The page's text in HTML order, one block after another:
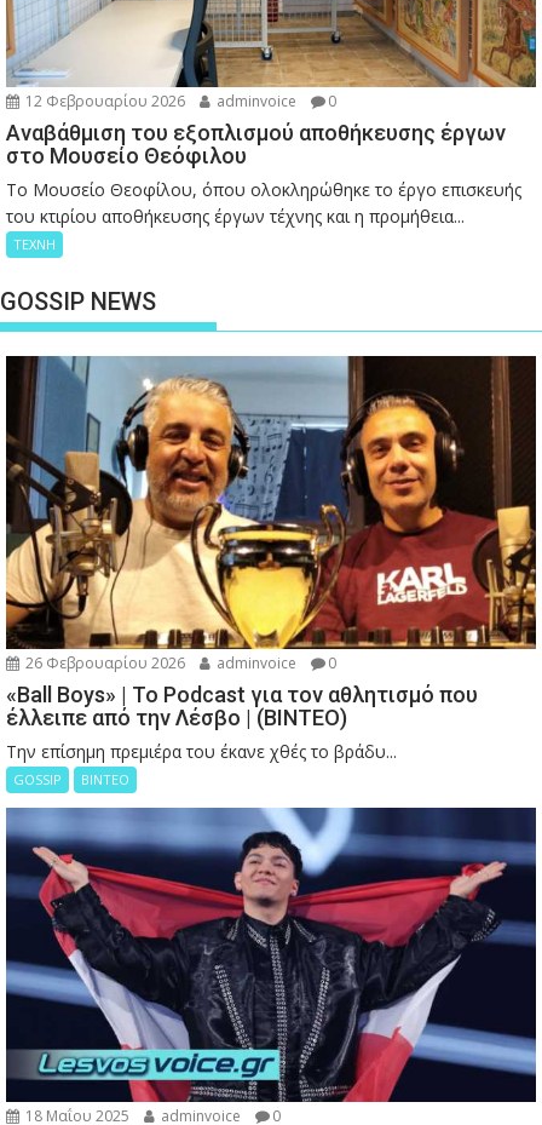
12 Φεβρουαρίου 2026 adminvoice 0
Αναβάθμιση του εξοπλισμού αποθήκευσης έργων
στο Μουσείο Θεόφιλου
Το Μουσείο Θεοφίλου, όπου ολοκληρώθηκε το έργο επισκευής
του κτιρίου αποθήκευσης έργων τέχνης και η προμήθεια...
ΤΕΧΝΗ
GOSSIP NEWS
26 Φεβρουαρίου 2026 adminvoice 0
«Ball Boys» | Το Podcast για τον αθλητισμό που
έλλειπε από την Λέσβο | (ΒΙΝΤΕΟ)
Την επίσημη πρεμιέρα του έκανε χθές το βράδυ...
GOSSIP ΒΙΝΤΕΟ
18 Μαΐου 2025 adminvoice 0